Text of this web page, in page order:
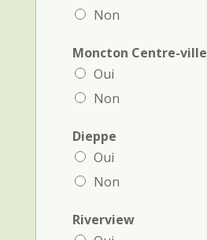
Non
Moncton Centre-ville
Oui
Non
Dieppe
Oui
Non
Riverview